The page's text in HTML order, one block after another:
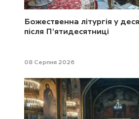
Божественна літургія у
після П’ятидесятниці
08 Серпня 2026